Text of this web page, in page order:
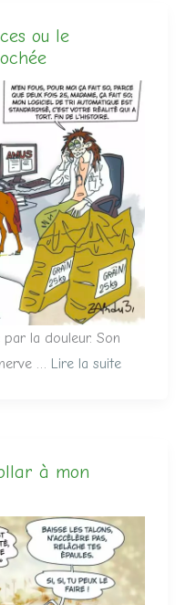
ou le
la douleur. Son
… Lire la suite
à mon